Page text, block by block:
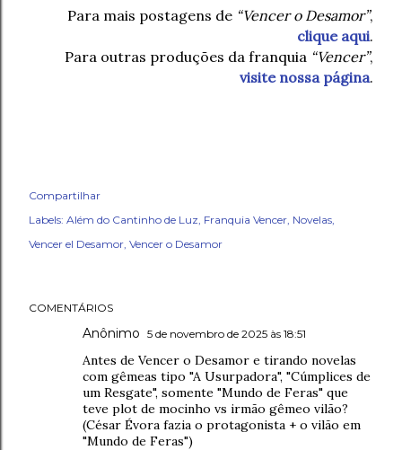
Para mais postagens de “Vencer o Desamor”,
clique aqui.
Para outras produções da franquia “Vencer”,
visite nossa página.
Compartilhar
Labels: Além do Cantinho de Luz Franquia Vencer Novelas
Vencer el Desamor Vencer o Desamor
COMENTÁRIOS
Anônimo 5 de novembro de 2025 às 18:51
Antes de Vencer o Desamor e tirando novelas
com gêmeas tipo "A Usurpadora", "Cúmplices de
um Resgate", somente "Mundo de Feras" que
teve plot de mocinho vs irmão gêmeo vilão?
(César Évora fazia o protagonista + o vilão em
"Mundo de Feras")